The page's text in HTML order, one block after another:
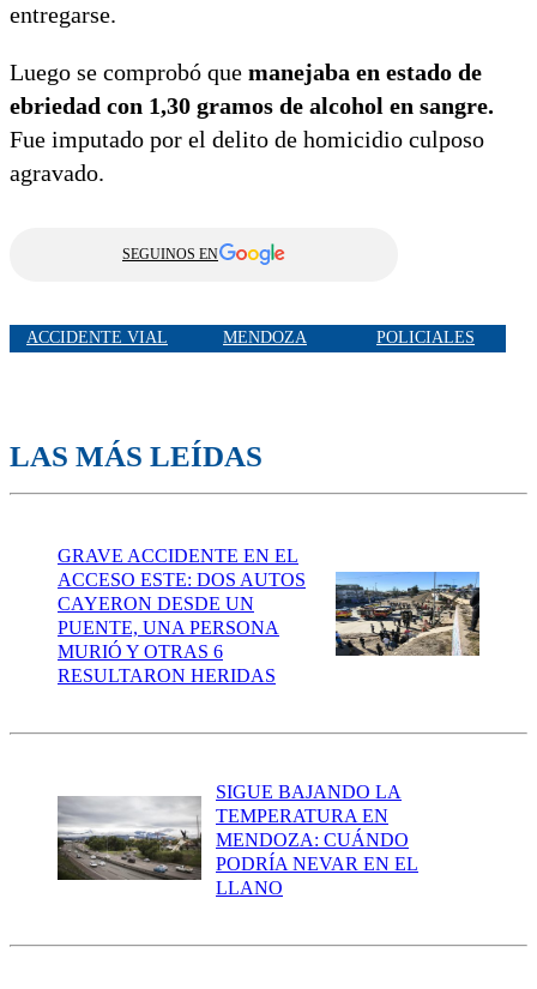
entregarse.
Luego se comprobó que manejaba en estado de
ebriedad con 1,30 gramos de alcohol en sangre.
Fue imputado por el delito de homicidio culposo
agravado.
SEGUINOS EN
ACCIDENTE VIAL MENDOZA POLICIALES
LAS MÁS LEÍDAS
GRAVE ACCIDENTE EN EL
ACCESO ESTE: DOS AUTOS
CAYERON DESDE UN
PUENTE, UNA PERSONA
MURIÓ Y OTRAS 6
RESULTARON HERIDAS
SIGUE BAJANDO LA
TEMPERATURA EN
MENDOZA: CUÁNDO
PODRÍA NEVAR EN EL
LLANO